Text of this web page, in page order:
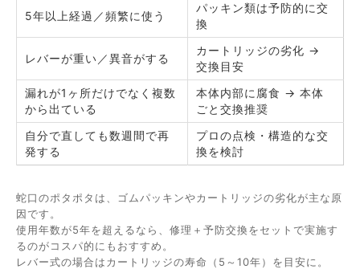
5年以上経過／頻繁に使う
パッキン類は予防的に交
換
レバーが重い／異音がする
カートリッジの劣化 →
交換目安
漏れが1ヶ所だけでなく複数
から出ている
本体内部に腐食 → 本体
ごと交換推奨
自分で直しても数週間で再
発する
プロの点検・構造的な交
換を検討
蛇口のポタポタは、ゴムパッキンやカートリッジの劣化が主な原
因です。
使用年数が5年を超えるなら、修理＋予防交換をセットで実施す
るのがコスパ的にもおすすめ。
レバー式の場合はカートリッジの寿命（5～10年）を目安に。